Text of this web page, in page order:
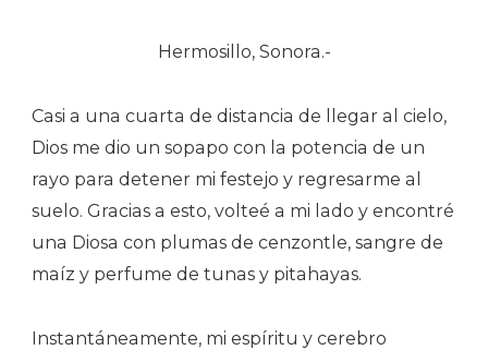
Hermosillo, Sonora.-
Casi a una cuarta de distancia de llegar al cielo,
Dios me dio un sopapo con la potencia de un
rayo para detener mi festejo y regresarme al
suelo. Gracias a esto, volteé a mi lado y encontré
una Diosa con plumas de cenzontle, sangre de
maíz y perfume de tunas y pitahayas.
Instantáneamente, mi espíritu y cerebro